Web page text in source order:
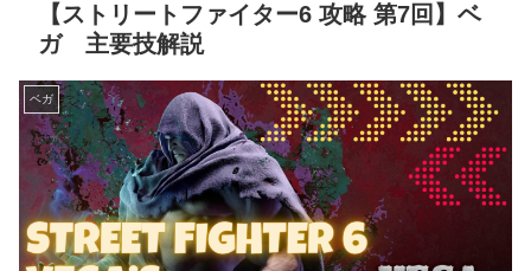
【ストリートファイター6 攻略 第7回】ベ
ガ 主要技解説
ベガ